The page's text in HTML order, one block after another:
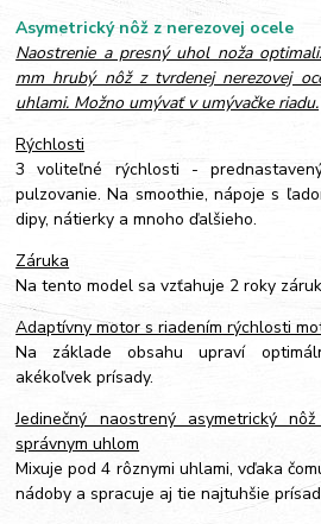
Asymetrický nôž z nerezovej ocele
Naostrenie a presný uhol noža
mm hrubý nôž z tvrdenej nerezovej
uhlami. Možno umývať v umývačke riadu.
Rýchlosti
3 voliteľné rýchlosti -
pulzovanie. Na smoothie, nápoje s
dipy, nátierky a mnoho ďalšieho.
Záruka
Na tento model sa vzťahuje 2 roky
Adaptívny motor s riadením rýchlosti
Na základe obsahu upraví
akékoľvek prísady.
Jedinečný naostrený asymetrický
správnym uhlom
Mixuje pod 4 rôznymi uhlami, vďaka
nádoby a spracuje aj tie najtuhšie